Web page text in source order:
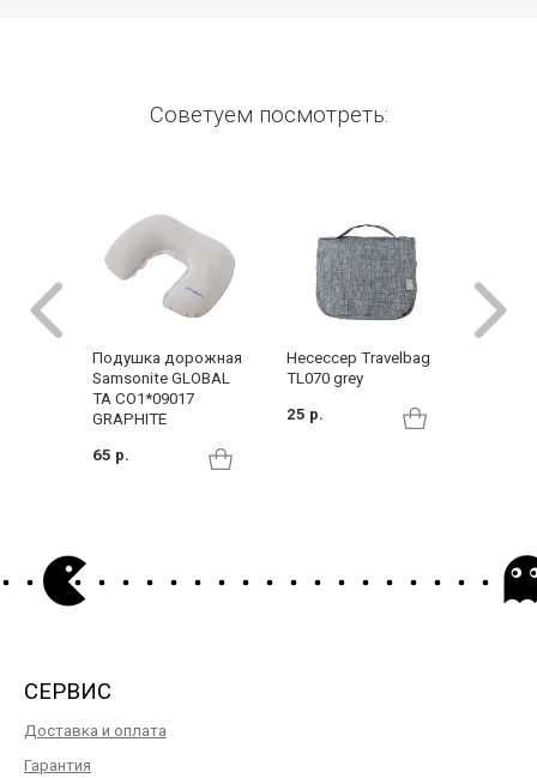
Советуем посмотреть:
Подушка дорожная
Samsonite GLOBAL
TA CO1*09017
GRAPHITE
65 р.
Несессер Travelbag
TL070 grey
25 р.
СЕРВИС
Доставка и оплата
Гарантия